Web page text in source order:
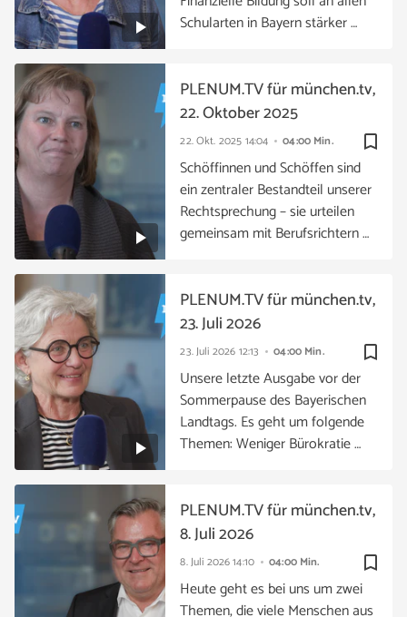
Schularten in Bayern stärker …
bookmark_border
22. Okt. 2025 14:04 04:00 Min.
PLENUM.TV für münchen.tv,
22. Oktober 2025
Schöffinnen und Schöffen sind
ein zentraler Bestandteil unserer
Rechtsprechung – sie urteilen
gemeinsam mit Berufsrichtern …
bookmark_border
23. Juli 2026 12:13 04:00 Min.
PLENUM.TV für münchen.tv,
23. Juli 2026
Unsere letzte Ausgabe vor der
Sommerpause des Bayerischen
Landtags. Es geht um folgende
Themen: Weniger Bürokratie …
bookmark_border
8. Juli 202614:10 04:00 Min.
PLENUM.TV für münchen.tv,
8. Juli 2026
Heute geht es bei uns um zwei
Themen, die viele Menschen aus